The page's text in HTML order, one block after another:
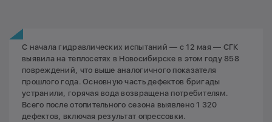
С начала гидравлических испытаний — с 12 мая — СГК
выявила на теплосетях в Новосибирске в этом году 858
повреждений, что выше аналогичного показателя
прошлого года. Основную часть дефектов бригады
устранили, горячая вода возвращена потребителям.
Всего после отопительного сезона выявлено 1 320
дефектов, включая результат опрессовки.